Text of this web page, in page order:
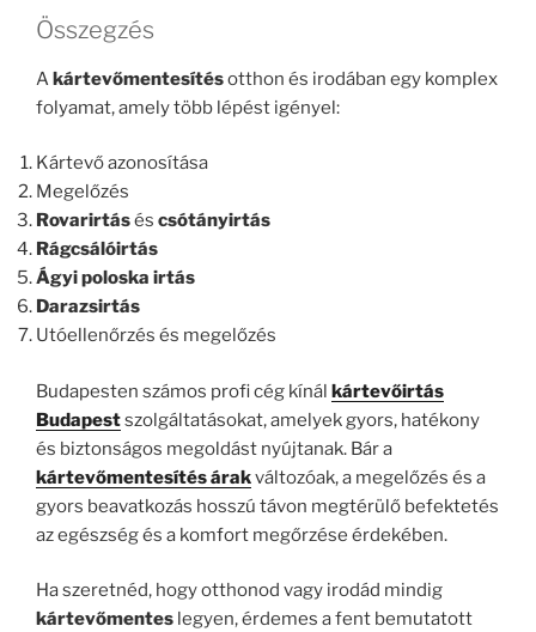
Összegzés
Akártevőmentesítésotthon és irodában egy komplex
folyamat, amely több lépést igényel:
Kártevő azonosítása
Megelőzés
Rovarirtásés csótányirtás
Rágcsálóirtás
Ágyi poloska irtás
Darazsirtás
Utóellenőrzés és megelőzés
Budapesten számos profi cég kínál kártevőirtás
Budapestszolgáltatásokat, amelyek gyors, hatékony
és biztonságos megoldást nyújtanak. Bár a
kártevőmentesítés árakváltozóak, a megelőzés és a
gyors beavatkozás hosszú távon megtérülő befektetés
az egészség és a komfort megőrzése érdekében.
Ha szeretnéd, hogy otthonod vagy irodád mindig
kártevőmentes legyen, érdemes a fent bemutatott